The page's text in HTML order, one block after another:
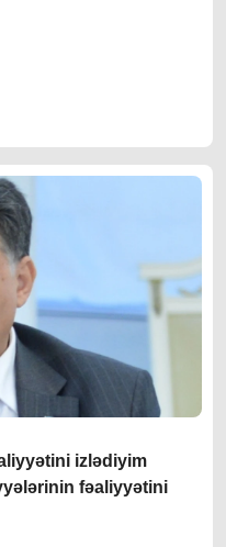
izlədiyim
fəaliyyətini